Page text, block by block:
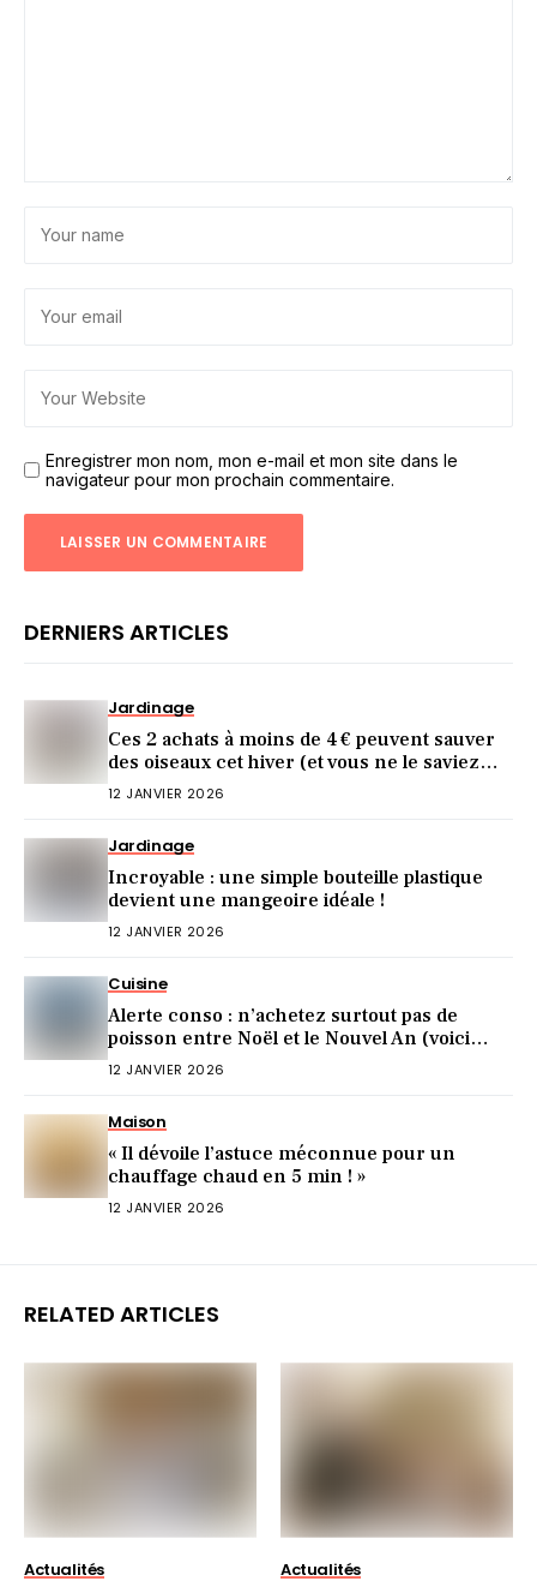
Enregistrer mon nom, mon e-mail et mon site dans le
navigateur pour mon prochain commentaire.
DERNIERS ARTICLES
Jardinage
Ces 2 achats à moins de 4 € peuvent sauver
des oiseaux cet hiver (et vous ne le saviez
pas)
12 JANVIER 2026
Jardinage
Incroyable : une simple bouteille plastique
devient une mangeoire idéale !
12 JANVIER 2026
Cuisine
Alerte conso : n’achetez surtout pas de
poisson entre Noël et le Nouvel An (voici
pourquoi)
12 JANVIER 2026
Maison
« Il dévoile l’astuce méconnue pour un
chauffage chaud en 5 min ! »
12 JANVIER 2026
RELATED ARTICLES
Actualités Actualités